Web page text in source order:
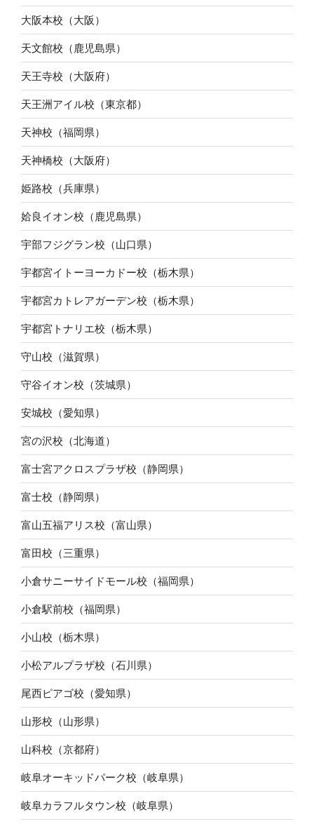
大阪本校（大阪）
天文館校（鹿児島県）
天王寺校（大阪府）
天王洲アイル校（東京都）
天神校（福岡県）
天神橋校（大阪府）
姫路校（兵庫県）
姶良イオン校（鹿児島県）
宇部フジグラン校（山口県）
宇都宮イトーヨーカドー校（栃木県）
宇都宮カトレアガーデン校（栃木県）
宇都宮トナリエ校（栃木県）
守山校（滋賀県）
守谷イオン校（茨城県）
安城校（愛知県）
宮の沢校（北海道）
富士宮アクロスプラザ校（静岡県）
富士校（静岡県）
富山五福アリス校（富山県）
富田校（三重県）
小倉サニーサイドモール校（福岡県）
小倉駅前校（福岡県）
小山校（栃木県）
小松アルプラザ校（石川県）
尾西ピアゴ校（愛知県）
山形校（山形県）
山科校（京都府）
岐阜オーキッドパーク校（岐阜県）
岐阜カラフルタウン校（岐阜県）